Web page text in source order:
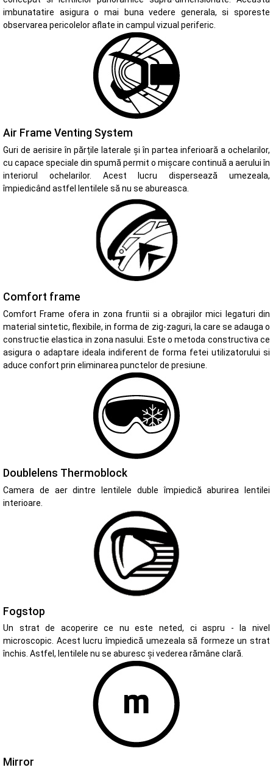
imbunatatire asigura o mai buna vedere generala, si sporeste
observarea pericolelor aflate in campul vizual periferic.
Air Frame Venting System
Guri de aerisire în părțile laterale și în partea inferioară a ochelarilor,
cu capace speciale din spumă permit o mișcare continuă a aerului în
interiorul ochelarilor. Acest lucru dispersează umezeala,
împiedicând astfel lentilele să nu se abureasca.
Comfort frame
Comfort Frame ofera in zona fruntii si a obrajilor mici legaturi din
material sintetic, flexibile, in forma de zig-zaguri, la care se adauga o
constructie elastica in zona nasului. Este o metoda constructiva ce
asigura o adaptare ideala indiferent de forma fetei utilizatorului si
aduce confort prin eliminarea punctelor de presiune.
Doublelens Thermoblock
Camera de aer dintre lentilele duble împiedică aburirea lentilei
interioare.
Fogstop
Un strat de acoperire ce nu este neted, ci aspru - la nivel
microscopic. Acest lucru împiedică umezeala să formeze un strat
închis. Astfel, lentilele nu se aburesc și vederea rămâne clară.
Mirror